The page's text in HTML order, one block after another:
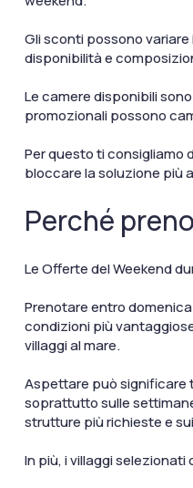
Gli sconti possono
disponibilità e
Le camere disponibili
promozionali possono
Per questo ti consigliamo
bloccare la soluzione più
Perché
Le Offerte del Weekend
Prenotare entro
condizioni più
villaggi al mare.
Aspettare può significare
soprattutto sulle
strutture più richieste e
In più, i villaggi